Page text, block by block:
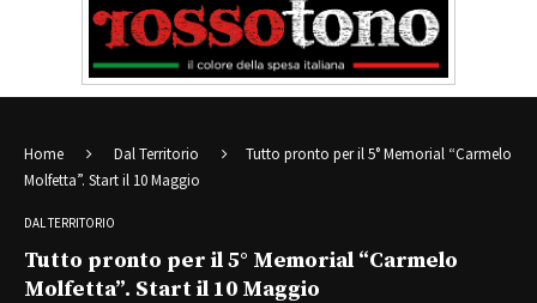
Home Dal Territorio
Tutto pronto per il 5° Memorial “Carmelo
Molfetta”. Start il 10 Maggio
DAL TERRITORIO
Tutto pronto per il 5° Memorial “Carmelo
Molfetta”. Start il 10 Maggio